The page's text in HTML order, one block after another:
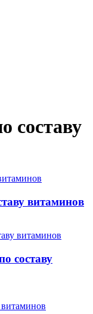
составу
витаминов
составу